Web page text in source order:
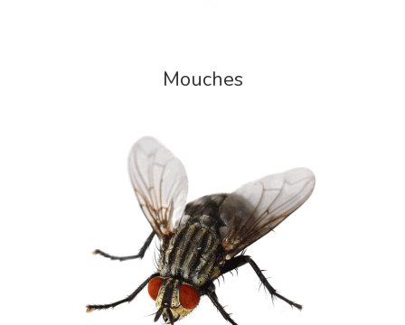
Mouches